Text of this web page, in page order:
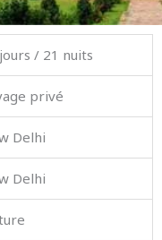
/ 21 nuits
privé
Delhi
Delhi